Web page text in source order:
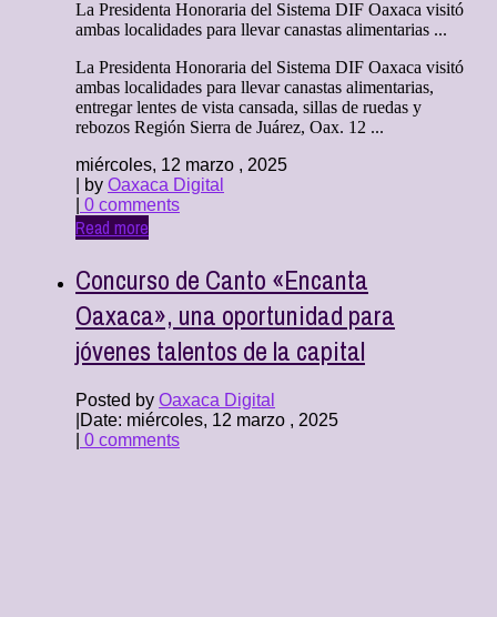
La Presidenta Honoraria del Sistema DIF Oaxaca visitó
ambas localidades para llevar canastas alimentarias ...
La Presidenta Honoraria del Sistema DIF Oaxaca visitó
ambas localidades para llevar canastas alimentarias,
entregar lentes de vista cansada, sillas de ruedas y
rebozos Región Sierra de Juárez, Oax. 12 ...
miércoles, 12 marzo , 2025
| by Oaxaca Digital
0 comments
Read more
Concurso de Canto «Encanta
Oaxaca», una oportunidad para
jóvenes talentos de la capital
Posted by Oaxaca Digital
Date: miércoles, 12 marzo , 2025
0 comments